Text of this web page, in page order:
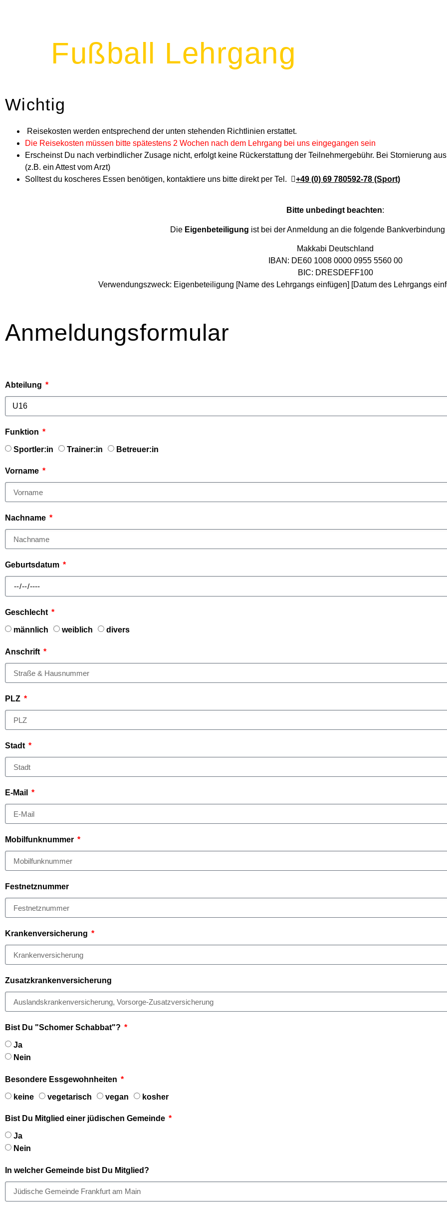
Fußball Lehrgang
Wichtig
Reisekosten werden entsprechend der unten stehenden Richtlinien erstattet.
Die Reisekosten müssen bitte spätestens 2 Wochen nach dem Lehrgang bei uns eingegangen sein
Erscheinst Du nach verbindlicher Zusage nicht, erfolgt keine Rückerstattung der Teilnehmergebühr. Bei Stornierung
(z.B. ein Attest vom Arzt)
Solltest du koscheres Essen benötigen, kontaktiere uns bitte direkt per Tel.
+49 (0) 69 780592-78 (Sport)
Bitte unbedingt beachten:
Die Eigenbeteiligung ist bei der Anmeldung an die folgende
Makkabi Deutschland
IBAN: DE60 1008 0000 0955 5560 00
BIC: DRESDEFF100
Verwendungszweck: Eigenbeteiligung [Name des Lehrgangs einfügen] [Datum des Lehrgangs
Anmeldungsformular
Abteilung
Funktion
Sportler:in Trainer:in Betreuer:in
Vorname
Nachname
Geburtsdatum
Geschlecht
männlich weiblich divers
Anschrift
PLZ
Stadt
E-Mail
Mobilfunknummer
Festnetznummer
Krankenversicherung
Zusatzkrankenversicherung
Bist Du "Schomer Schabbat"?
Ja
Nein
Besondere Essgewohnheiten
keine vegetarisch vegan kosher
Bist Du Mitglied einer jüdischen Gemeinde
Ja
Nein
In welcher Gemeinde bist Du Mitglied?